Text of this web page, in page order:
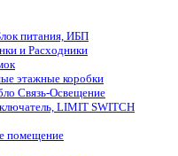
питания, ИБП
и Расходники
этажные коробки
Связь-Освещение
LIMIT SWITCH
помещение